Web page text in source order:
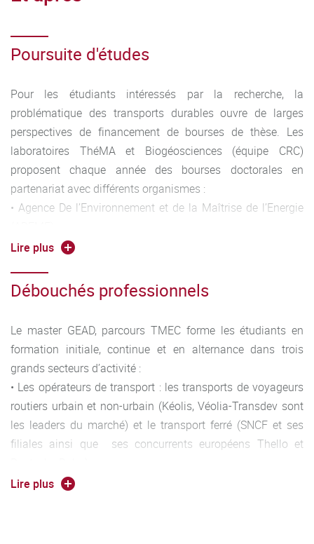
Poursuite d'études
Pour les étudiants intéressés par la recherche, la
problématique des transports durables ouvre de larges
perspectives de financement de bourses de thèse. Les
laboratoires ThéMA et Biogéosciences (équipe CRC)
proposent chaque année des bourses doctorales en
partenariat avec différents organismes :
• Agence De l’Environnement et de la Maîtrise de l’Energie
• Ministère de la recherche
• Contrat CIFRE : Conventions Industrielles de Formation
Lire plus
Débouchés professionnels
Le master GEAD, parcours TMEC forme les étudiants en
formation initiale, continue et en alternance dans trois
grands secteurs d’activité :
• Les opérateurs de transport : les transports de voyageurs
routiers urbain et non-urbain (Kéolis, Véolia-Transdev sont
les leaders du marché) et le transport ferré (SNCF et ses
filiales ainsi que ses concurrents européens Thello et
• Les collectivités territoriales : la compétence « Transport »
Lire plus